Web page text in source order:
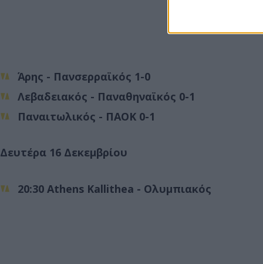
Άρης - Πανσερραϊκός 1-0
Λεβαδειακός - Παναθηναϊκός 0-1
Παναιτωλικός - ΠΑΟΚ 0-1
Δευτέρα 16 Δεκεμβρίου
20:30 Athens Kallithea - Ολυμπιακός